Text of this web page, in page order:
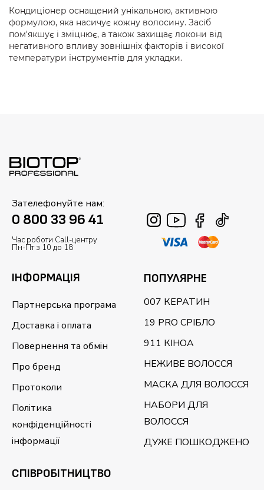
Кондиціонер оснащений унікальною, активною
формулою, яка насичує кожну волосину. Засіб
пом'якшує і зміцнює, а також захищає локони від
негативного впливу зовнішніх факторів і високої
температури інструментів для укладки.
Зателефонуйте нам:
0 800 33 96 41
Час роботи Call-центру
Пн-Пт з 10 до 18
ІНФОРМАЦІЯ
Партнерська програма
Доставка і оплата
Повернення та обмін
Про бренд
Протоколи
Політика
конфіденційності
інформації
ПОПУЛЯРНЕ
007 КЕРАТИН
19 PRO СРІБЛО
911 КІНОА
НЕЖИВЕ ВОЛОССЯ
МАСКА ДЛЯ ВОЛОССЯ
НАБОРИ ДЛЯ
ВОЛОССЯ
ДУЖЕ ПОШКОДЖЕНО
CПІВРОБІТНИЦТВО